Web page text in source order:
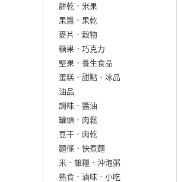
餅乾．米果
果醬．果乾
麥片．穀物
糖果．巧克力
堅果．養生食品
蛋糕．甜點．冰品
油品
調味．醬油
罐頭．肉鬆
豆干．肉乾
麵條．快煮麵
米．雜糧．沖泡粥
熟食．滷味．小吃